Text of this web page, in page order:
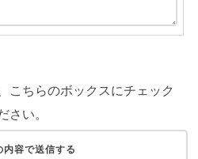
こちらのボックスにチェック
さい。